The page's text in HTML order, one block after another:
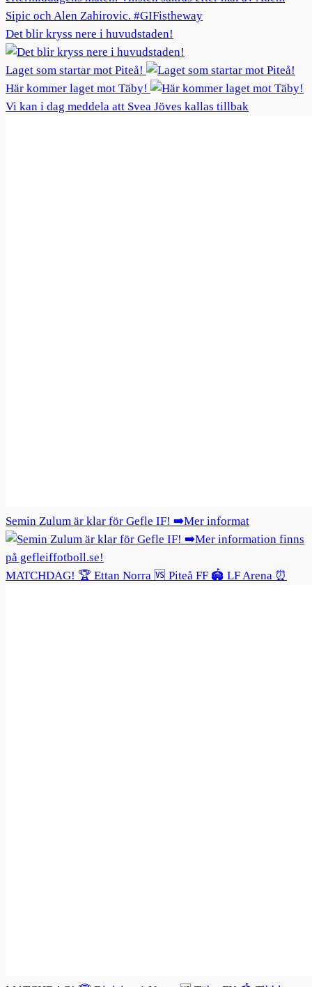
Det blir kryss nere i huvudstaden!
Laget som startar mot Piteå!
Här kommer laget mot Täby!
Vi kan i dag meddela att Svea Jöves kallas tillbak
Semin Zulum är klar för Gefle IF! ➡️Mer informat
MATCHDAG! 🏆 Ettan Norra 🆚 Piteå FF 🏟️ LF Arena ⏰